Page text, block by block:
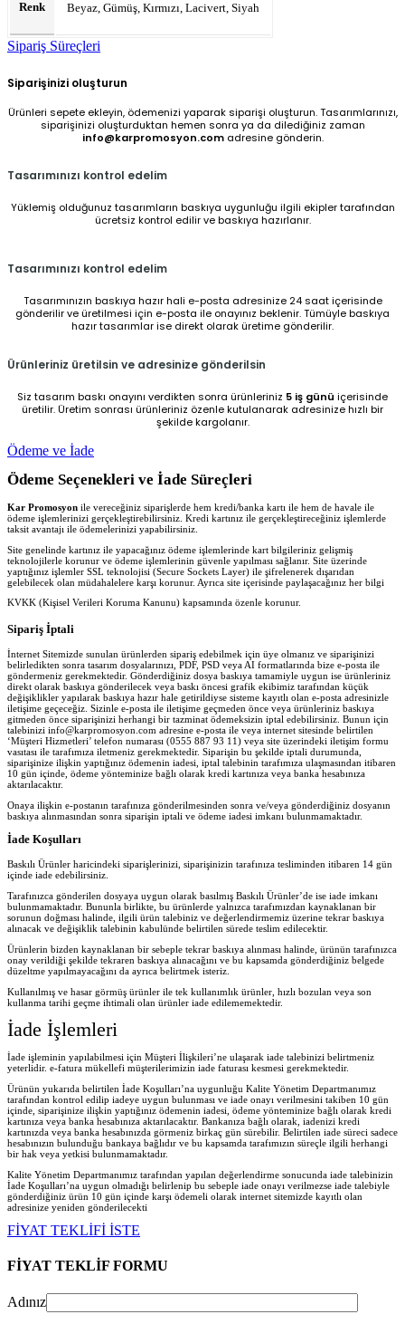
Renk Beyaz, Gümüş, Kırmızı, Lacivert, Siyah
Sipariş Süreçleri
Siparişinizi oluşturun
Ürünleri sepete ekleyin, ödemenizi yaparak siparişi oluşturun. Tasarımlarınızı,
siparişinizi oluşturduktan hemen sonra ya da dilediğiniz zaman
info@karpromosyon.comadresine gönderin.
Tasarımınızı kontrol edelim
Yüklemiş olduğunuz tasarımların baskıya uygunluğu ilgili ekipler tarafından
ücretsiz kontrol edilir ve baskıya hazırlanır.
Tasarımınızı kontrol edelim
Tasarımınızın baskıya hazır hali e-posta adresinize 24 saat içerisinde
gönderilir ve üretilmesi için e-posta ile onayınız beklenir. Tümüyle baskıya
hazır tasarımlar ise direkt olarak üretime gönderilir.
Ürünleriniz üretilsin ve adresinize gönderilsin
Siz tasarım baskı onayını verdikten sonra ürünleriniz 5 iş günü içerisinde
üretilir. Üretim sonrası ürünleriniz özenle kutulanarak adresinize hızlı bir
şekilde kargolanır.
Ödeme ve İade
Ödeme Seçenekleri ve İade Süreçleri
Kar Promosyon ile vereceğiniz siparişlerde hem kredi/banka kartı ile hem de havale ile
ödeme işlemlerinizi gerçekleştirebilirsiniz. Kredi kartınız ile gerçekleştireceğiniz işlemlerde
taksit avantajı ile ödemelerinizi yapabilirsiniz.
Site genelinde kartınız ile yapacağınız ödeme işlemlerinde kart bilgileriniz gelişmiş
teknolojilerle korunur ve ödeme işlemlerinin güvenle yapılması sağlanır. Site üzerinde
yaptığınız işlemler SSL teknolojisi (Secure Sockets Layer) ile şifrelenerek dışarıdan
gelebilecek olan müdahalelere karşı korunur. Ayrıca site içerisinde paylaşacağınız her bilgi
KVKK (Kişisel Verileri Koruma Kanunu) kapsamında özenle korunur.
Sipariş İptali
İnternet Sitemizde sunulan ürünlerden sipariş edebilmek için üye olmanız ve siparişinizi
belirledikten sonra tasarım dosyalarınızı, PDF, PSD veya AI formatlarında bize e-posta ile
göndermeniz gerekmektedir. Gönderdiğiniz dosya baskıya tamamiyle uygun ise ürünleriniz
direkt olarak baskıya gönderilecek veya baskı öncesi grafik ekibimiz tarafından küçük
değişiklikler yapılarak baskıya hazır hale getirildiyse sisteme kayıtlı olan e-posta adresinizle
iletişime geçeceğiz. Sizinle e-posta ile iletişime geçmeden önce veya ürünleriniz baskıya
gitmeden önce siparişinizi herhangi bir tazminat ödemeksizin iptal edebilirsiniz. Bunun için
talebinizi info@karpromosyon.com adresine e-posta ile veya internet sitesinde belirtilen
‘Müşteri Hizmetleri’ telefon numarası (0555 887 93 11) veya site üzerindeki iletişim formu
vasıtası ile tarafımıza iletmeniz gerekmektedir. Siparişin bu şekilde iptali durumunda,
siparişinize ilişkin yaptığınız ödemenin iadesi, iptal talebinin tarafımıza ulaşmasından itibaren
10 gün içinde, ödeme yönteminize bağlı olarak kredi kartınıza veya banka hesabınıza
aktarılacaktır.
Onaya ilişkin e-postanın tarafınıza gönderilmesinden sonra ve/veya gönderdiğiniz dosyanın
baskıya alınmasından sonra siparişin iptali ve ödeme iadesi imkanı bulunmamaktadır.
İade Koşulları
Baskılı Ürünler haricindeki siparişlerinizi, siparişinizin tarafınıza tesliminden itibaren 14 gün
içinde iade edebilirsiniz.
Tarafınızca gönderilen dosyaya uygun olarak basılmış Baskılı Ürünler’de ise iade imkanı
bulunmamaktadır. Bununla birlikte, bu ürünlerde yalnızca tarafımızdan kaynaklanan bir
sorunun doğması halinde, ilgili ürün talebiniz ve değerlendirmemiz üzerine tekrar baskıya
alınacak ve değişiklik talebinin kabulünde belirtilen sürede teslim edilecektir.
Ürünlerin bizden kaynaklanan bir sebeple tekrar baskıya alınması halinde, ürünün tarafınızca
onay verildiği şekilde tekraren baskıya alınacağını ve bu kapsamda gönderdiğiniz belgede
düzeltme yapılmayacağını da ayrıca belirtmek isteriz.
Kullanılmış ve hasar görmüş ürünler ile tek kullanımlık ürünler, hızlı bozulan veya son
kullanma tarihi geçme ihtimali olan ürünler iade edilememektedir.
İade İşlemleri
İade işleminin yapılabilmesi için Müşteri İlişkileri’ne ulaşarak iade talebinizi belirtmeniz
yeterlidir. e-fatura mükellefi müşterilerimizin iade faturası kesmesi gerekmektedir.
Ürünün yukarıda belirtilen İade Koşulları’na uygunluğu Kalite Yönetim Departmanımız
tarafından kontrol edilip iadeye uygun bulunması ve iade onayı verilmesini takiben 10 gün
içinde, siparişinize ilişkin yaptığınız ödemenin iadesi, ödeme yönteminize bağlı olarak kredi
kartınıza veya banka hesabınıza aktarılacaktır. Bankanıza bağlı olarak, iadenizi kredi
kartınızda veya banka hesabınızda görmeniz birkaç gün sürebilir. Belirtilen iade süreci sadece
hesabınızın bulunduğu bankaya bağlıdır ve bu kapsamda tarafımızın süreçle ilgili herhangi
bir hak veya yetkisi bulunmamaktadır.
Kalite Yönetim Departmanımız tarafından yapılan değerlendirme sonucunda iade talebinizin
İade Koşulları’na uygun olmadığı belirlenip bu sebeple iade onayı verilmezse iade talebiyle
gönderdiğiniz ürün 10 gün içinde karşı ödemeli olarak internet sitemizde kayıtlı olan
adresinize yeniden gönderilecekti
FİYAT TEKLİFİ İSTE
FİYAT TEKLİF FORMU
Adınız